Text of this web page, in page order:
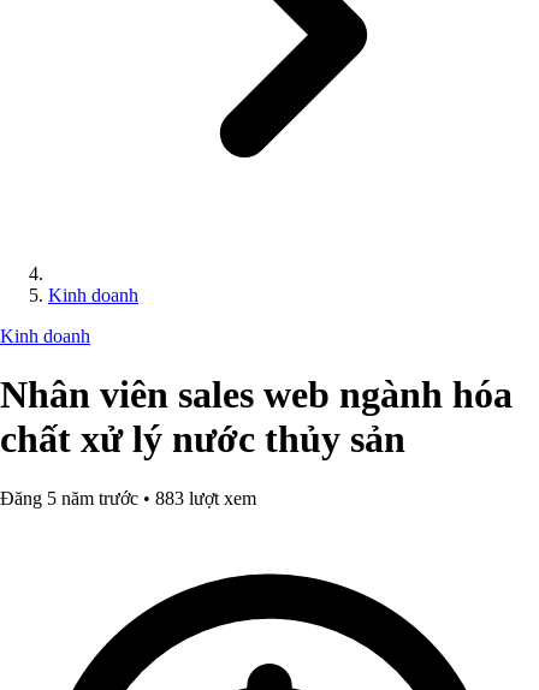
Kinh doanh
Kinh doanh
Nhân viên sales web ngành hóa
chất xử lý nước thủy sản
Đăng 5 năm trước • 883 lượt xem